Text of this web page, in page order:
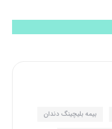
بیمه بلیچینگ دندان